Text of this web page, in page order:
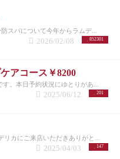
スパについて今年からラムデ...
852301
2026/02/08
アコース￥8200
。本日予約状況にゆとりがあ...
201
2025/06/12
カにご来店いただきありがと...
147
2025/04/03